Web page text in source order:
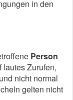
in den
Person
lautes Zurufen,
nicht normal
gelten nicht